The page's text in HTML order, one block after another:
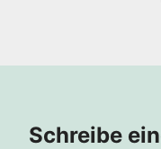
Schreibe